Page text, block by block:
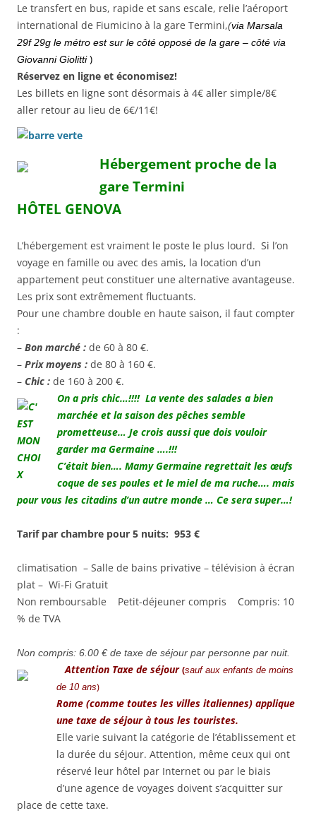
Le transfert en bus, rapide et sans escale, relie l’aéroport
international de Fiumicino à la gare Termini,(via Marsala
29f 29g le métro est sur le côté opposé de la gare – côté via
Giovanni Giolitti)
Réservez en ligne et économisez!
Les billets en ligne sont désormais à 4€ aller simple/8€
aller retour au lieu de 6€/11€!
Hébergement proche de la
gare Termini
HÔTEL GENOVA
L’hébergement est vraiment le poste le plus lourd. Si l’on
voyage en famille ou avec des amis, la location d’un
appartement peut constituer une alternative avantageuse.
Les prix sont extrêmement fluctuants.
Pour une chambre double en haute saison, il faut compter
:
– Bon marché : de 60 à 80 €.
– Prix moyens : de 80 à 160 €.
– Chic : de 160 à 200 €.
On a pris chic…!!!! La vente des salades a bien
marchée et la saison des pêches semble
prometteuse… Je crois aussi que dois vouloir
garder ma Germaine ….!!!
C’était bien…. Mamy Germaine regrettait les œufs
coque de ses poules et le miel de ma ruche…. mais
pour vous les citadins d’un autre monde … Ce sera super…!
Tarif par chambre pour 5 nuits: 953 €
climatisation – Salle de bains privative – télévision à écran
plat – Wi-Fi Gratuit
Non remboursable
Petit-déjeuner compris Compris: 10
% de TVA
Non compris: 6.00 € de taxe de séjour par personne par nuit.
Attention Taxe de séjour (sauf aux enfants de moins
de 10 ans)
Rome (comme toutes les villes italiennes) applique
une taxe de séjour à tous les touristes.
Elle varie suivant la catégorie de l’établissement et
la durée du séjour. Attention, même ceux qui ont
réservé leur hôtel par Internet ou par le biais
d’une agence de voyages doivent s’acquitter sur
place de cette taxe.